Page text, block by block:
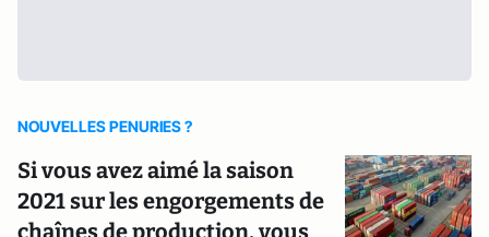
NOUVELLES PENURIES ?
Si vous avez aimé la saison
2021 sur les engorgements de
chaînes de production, vous